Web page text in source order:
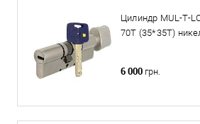
Цилиндр MUL-T-
70T (35*35T)
6 000 грн.